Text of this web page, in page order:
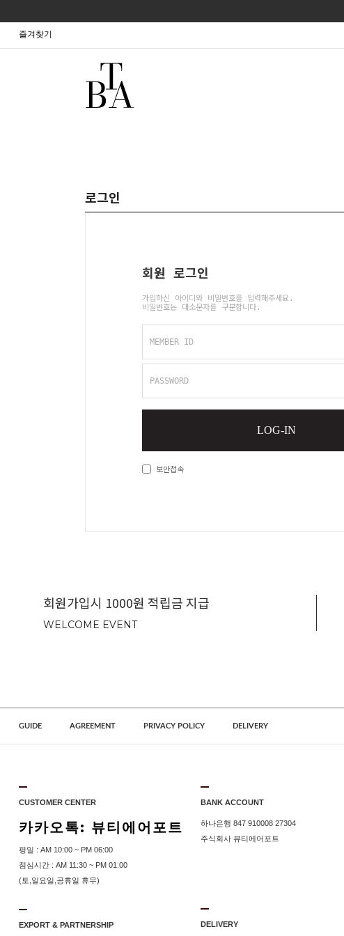
즐겨찾기
로그인
회원 로그인
가입하신 아이디와 비밀번호를 입력해주세요.
비밀번호는 대소문자를 구분합니다.
MEMBER ID
PASSWORD
LOG-IN
보안접속
회원가입시 1000원 적립금 지급
WELCOME EVENT
GUIDE AGREEMENT PRIVACY POLICY DELIVERY
CUSTOMER CENTER
카카오톡: 뷰티에어포트
평일 : AM 10:00 ~ PM 06:00
점심시간 : AM 11:30 ~ PM 01:00
(토,일요일,공휴일 휴무)
EXPORT & PARTNERSHIP
BANK ACCOUNT
하나은행 847 910008 27304
주식회사 뷰티에어포트
DELIVERY